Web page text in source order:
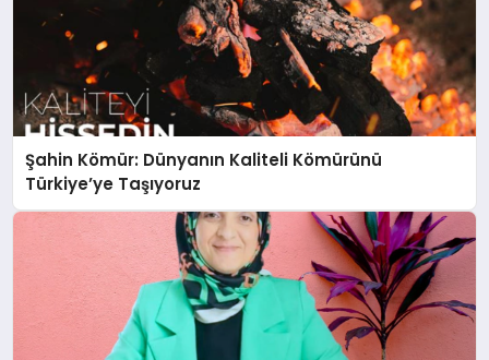
Şahin Kömür: Dünyanın Kaliteli Kömürünü
Türkiye’ye Taşıyoruz